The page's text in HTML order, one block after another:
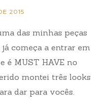
2015
das minhas peças
começa a entrar em
é MUST HAVE no
montei três looks
dar para vocês.